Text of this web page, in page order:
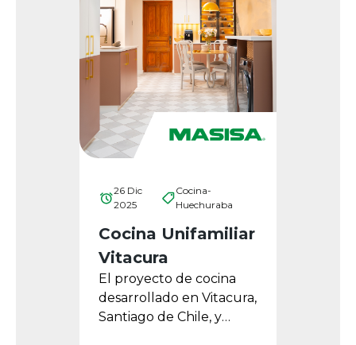
26 Dic
2025
Cocina-
Huechuraba
Cocina Unifamiliar
Vitacura
El proyecto de cocina
desarrollado en Vitacura,
Santiago de Chile, y